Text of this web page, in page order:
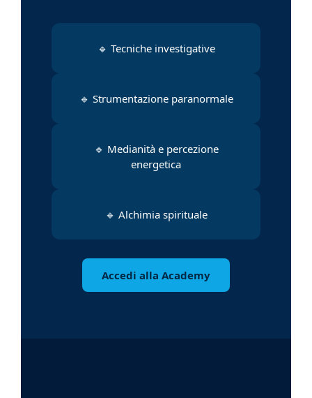
🔹 Tecniche investigative
🔹 Strumentazione paranormale
🔹 Medianità e percezione
energetica
🔹 Alchimia spirituale
Accedi alla Academy